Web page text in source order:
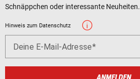
Schnäppchen oder interessante Neuheiten.
Hinweis zum Datenschutz
Deine E-Mail-Adresse